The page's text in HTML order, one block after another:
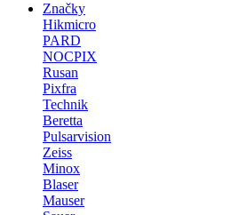
Značky
Hikmicro
PARD
NOCPIX
Rusan
Pixfra
Technik
Beretta
Pulsarvision
Zeiss
Minox
Blaser
Mauser